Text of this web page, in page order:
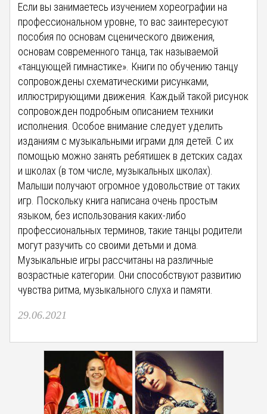
Если вы занимаетесь изучением хореографии на
профессиональном уровне, то вас заинтересуют
пособия по основам сценического движения,
основам современного танца, так называемой
«танцующей гимнастике». Книги по обучению танцу
сопровождены схематическими рисунками,
иллюстрирующими движения. Каждый такой рисунок
сопровожден подробным описанием техники
исполнения. Особое внимание следует уделить
изданиям с музыкальными играми для детей. С их
помощью можно занять ребятишек в детских садах
и школах (в том числе, музыкальных школах).
Малыши получают огромное удовольствие от таких
игр. Поскольку книга написана очень простым
языком, без использования каких-либо
профессиональных терминов, такие танцы родители
могут разучить со своими детьми и дома.
Музыкальные игры рассчитаны на различные
возрастные категории. Они способствуют развитию
чувства ритма, музыкального слуха и памяти.
29.06.2021